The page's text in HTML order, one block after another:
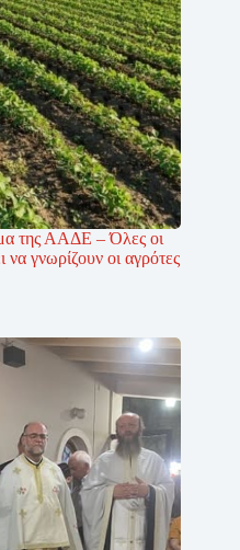
της ΑΑΔΕ – Όλες οι
να γνωρίζουν οι αγρότες